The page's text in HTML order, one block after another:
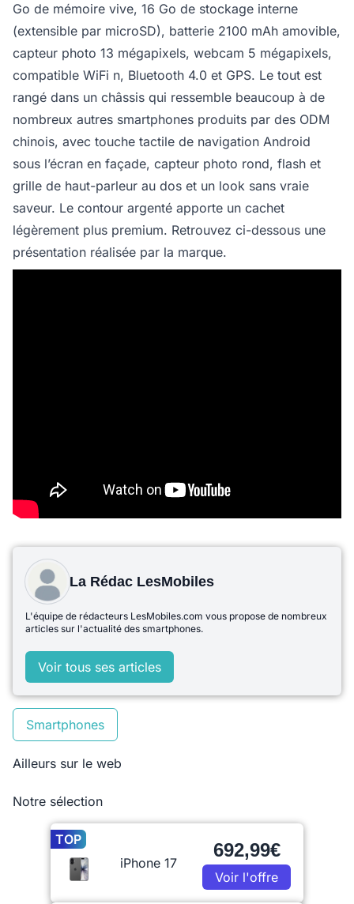
Go de mémoire vive, 16 Go de stockage interne
(extensible par microSD), batterie 2100 mAh amovible,
capteur photo 13 mégapixels, webcam 5 mégapixels,
compatible WiFi n, Bluetooth 4.0 et GPS. Le tout est
rangé dans un châssis qui ressemble beaucoup à de
nombreux autres smartphones produits par des ODM
chinois, avec touche tactile de navigation Android
sous l’écran en façade, capteur photo rond, flash et
grille de haut-parleur au dos et un look sans vraie
saveur. Le contour argenté apporte un cachet
légèrement plus premium. Retrouvez ci-dessous une
présentation réalisée par la marque.
La Rédac LesMobiles
L'équipe de rédacteurs LesMobiles.com vous propose de nombreux
articles sur l'actualité des smartphones.
Voir tous ses articles
Smartphones
Ailleurs sur le web
Notre sélection
TOP
iPhone 17
692,99€
Voir l'offre